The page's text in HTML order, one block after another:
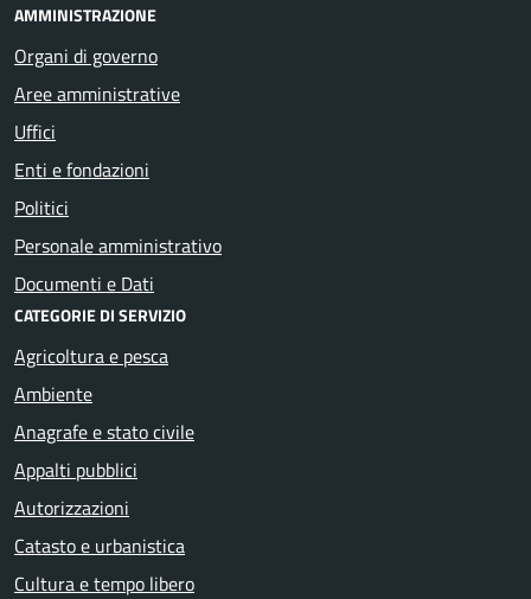
AMMINISTRAZIONE
Organi di governo
Aree amministrative
Uffici
Enti e fondazioni
Politici
Personale amministrativo
Documenti e Dati
CATEGORIE DI SERVIZIO
Agricoltura e pesca
Ambiente
Anagrafe e stato civile
Appalti pubblici
Autorizzazioni
Catasto e urbanistica
Cultura e tempo libero